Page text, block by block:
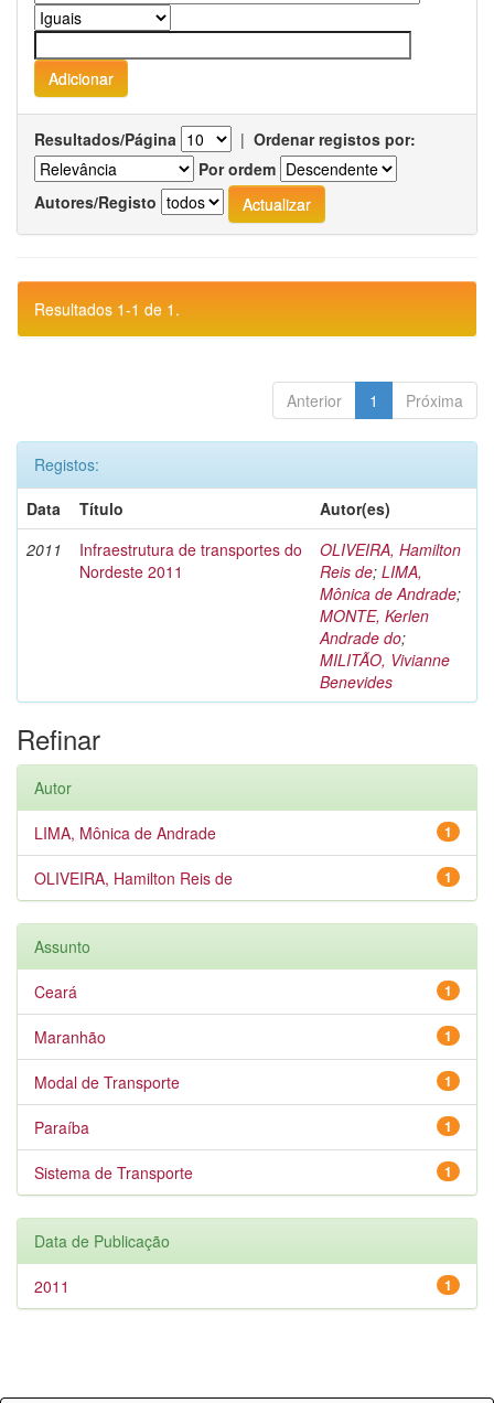
Resultados/Página | Ordenar registos por:
Por ordem
Autores/Registo
Resultados 1-1 de 1.
Anterior 1 Próxima
Registos:
Data
Título
Autor(es)
2011
Infraestrutura de transportes do
Nordeste 2011
OLIVEIRA, Hamilton
Reis de; LIMA,
Mônica de Andrade;
MONTE, Kerlen
Andrade do;
MILITÃO, Vivianne
Benevides
Refinar
Autor
1
LIMA, Mônica de Andrade
1
OLIVEIRA, Hamilton Reis de
Assunto
1
Ceará
1
Maranhão
1
Modal de Transporte
1
Paraíba
1
Sistema de Transporte
Data de Publicação
1
2011